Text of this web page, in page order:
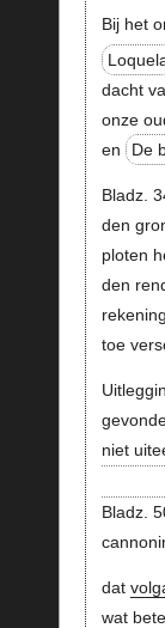
Bij het
dacht
onze
en
De
Bladz.
den
ploten
den
toe
niet
Bladz.
dat
wat